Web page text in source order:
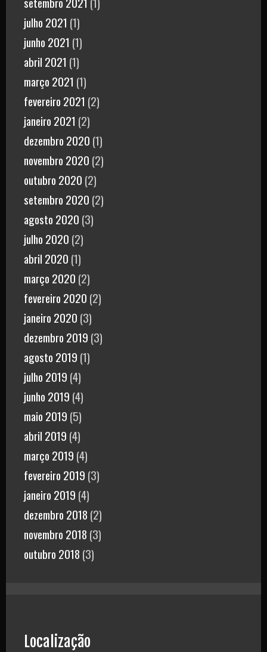
julho 2021 (1)
junho 2021 (1)
abril 2021 (1)
março 2021 (1)
fevereiro 2021 (2)
janeiro 2021 (2)
dezembro 2020 (1)
novembro 2020 (2)
outubro 2020 (2)
setembro 2020 (2)
agosto 2020 (3)
julho 2020 (2)
abril 2020 (1)
março 2020 (2)
fevereiro 2020 (2)
janeiro 2020 (3)
dezembro 2019 (3)
agosto 2019 (1)
julho 2019 (4)
junho 2019 (4)
maio 2019 (5)
abril 2019 (4)
março 2019 (4)
fevereiro 2019 (3)
janeiro 2019 (4)
dezembro 2018 (2)
novembro 2018 (3)
outubro 2018 (3)
Localização